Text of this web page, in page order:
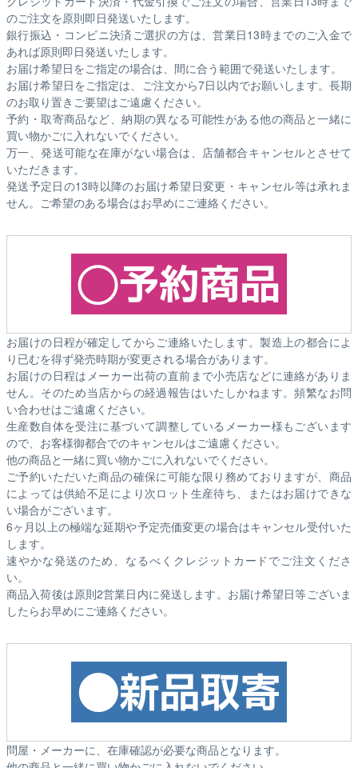
のご注文を原則即日発送いたします。
銀行振込・コンビニ決済ご選択の方は、営業日13時までのご入金で
あれば原則即日発送いたします。
お届け希望日をご指定の場合は、間に合う範囲で発送いたします。
お届け希望日をご指定は、ご注文から7日以内でお願いします。長期
のお取り置きご要望はご遠慮ください。
予約・取寄商品など、納期の異なる可能性がある他の商品と一緒に
買い物かごに入れないでください。
万一、発送可能な在庫がない場合は、店舗都合キャンセルとさせて
いただきます。
発送予定日の13時以降のお届け希望日変更・キャンセル等は承れま
せん。ご希望のある場合はお早めにご連絡ください。
お届けの日程が確定してからご連絡いたします。製造上の都合によ
り已むを得ず発売時期が変更される場合があります。
お届けの日程はメーカー出荷の直前まで小売店などに連絡がありま
せん。そのため当店からの経過報告はいたしかねます。頻繁なお問
い合わせはご遠慮ください。
生産数自体を受注に基づいて調整しているメーカー様もございます
ので、お客様御都合でのキャンセルはご遠慮ください。
他の商品と一緒に買い物かごに入れないでください。
ご予約いただいた商品の確保に可能な限り務めておりますが、商品
によっては供給不足により次ロット生産待ち、またはお届けできな
い場合がございます。
6ヶ月以上の極端な延期や予定売価変更の場合はキャンセル受付いた
します。
速やかな発送のため、なるべくクレジットカードでご注文くださ
い。
商品入荷後は原則2営業日内に発送します。お届け希望日等ございま
したらお早めにご連絡ください。
問屋・メーカーに、在庫確認が必要な商品となります。